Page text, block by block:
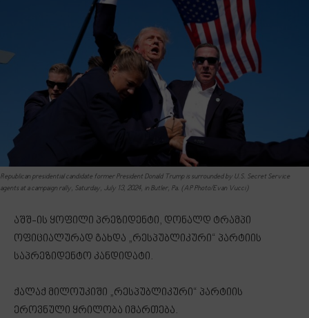
Republican presidential candidate former President Donald Trump is surrounded by U.S. Secret Service
agents at a campaign rally, Saturday, July 13, 2024, in Butler, Pa. (AP Photo/Evan Vucci)
აშშ-ის ყოფილი პრეზიდენტი, დონალდ ტრამპი
ოფიციალურად გახდა „რესპუბლიკური“ პარტიის
საპრეზიდენტო კანდიდატი.
ქალაქ მილოუკიში „რესპუბლიკური“ პარტიის
ეროვნული ყრილობა იმართება.